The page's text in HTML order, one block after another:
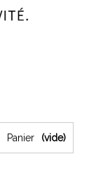
Panier (vide)